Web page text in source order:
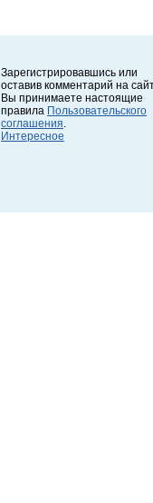
Зарегистрировавшись или
оставив комментарий на
Вы принимаете настоящие
правила Пользовательского
соглашения
Интересное